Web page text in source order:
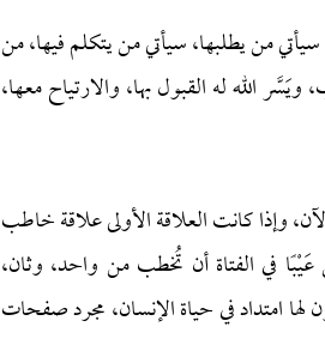
من يطلبها، سيأتي من يتكلم فيها، من
الله له القبول بها، والارتياح معها،
وإذا كانت العلاقة الأولى علاقة خاطب
في الفتاة أن تُخطب من واحد، وثان،
امتداد في حياة الإنسان، مجرد صفحات